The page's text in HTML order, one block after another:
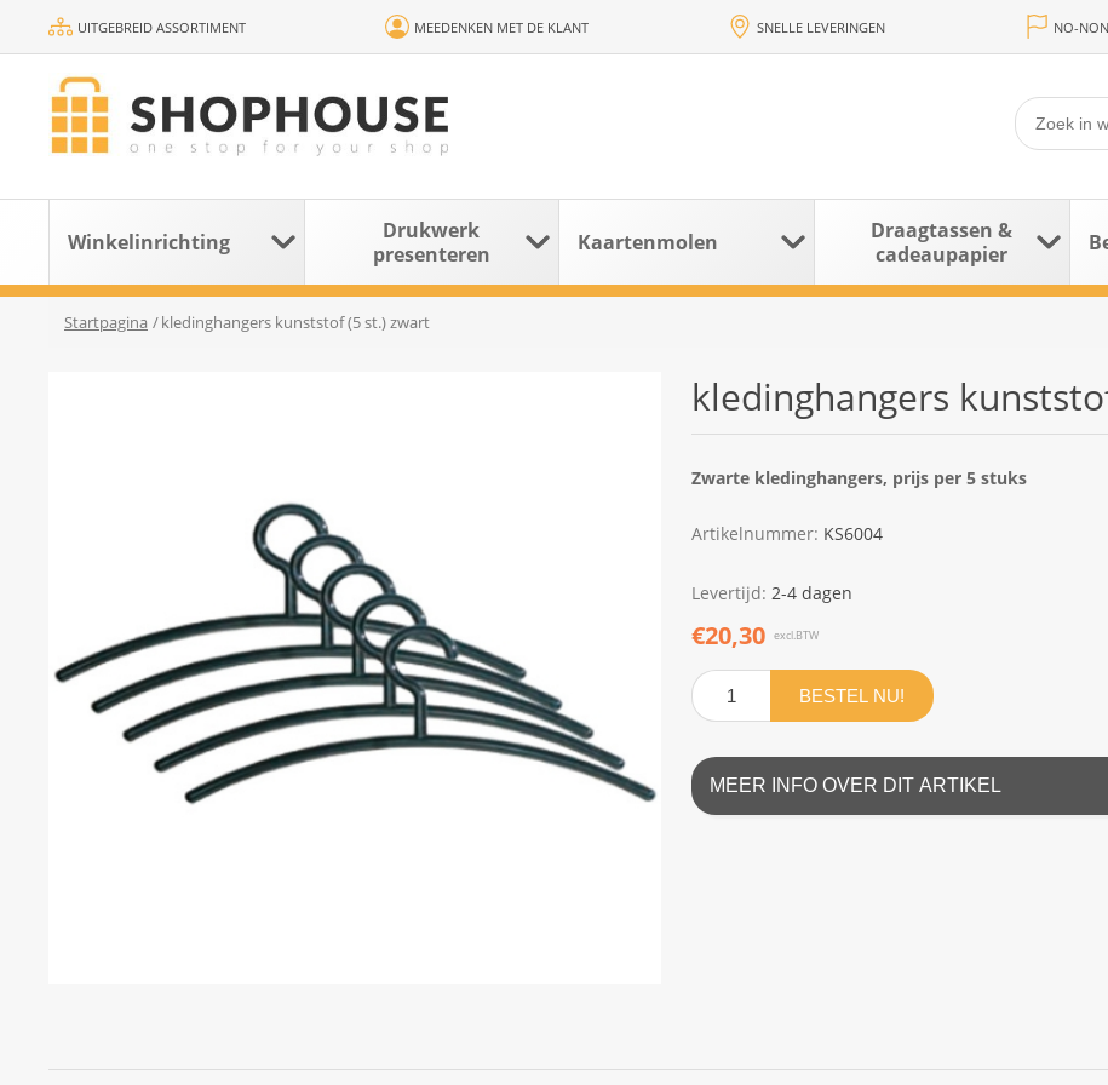
UITGEBREID ASSORTIMENT MEEDENKEN MET DE KLANT SNELLE LEVERINGEN NO-
Winkelinrichting
Drukwerk
presenteren
Kaartenmolen
Draagtassen &
cadeaupapier
Startpagina /kledinghangers kunststof (5 st.) zwart
kledinghangers
Zwarte kledinghangers, prijs per 5 stuks
Artikelnummer: KS6004
Levertijd: 2-4 dagen
€20,30 excl.BTW
BESTEL NU!
MEER INFO OVER DIT ARTIKEL